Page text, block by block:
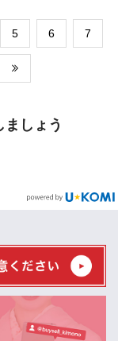
​5 ​6 ​7
しょう